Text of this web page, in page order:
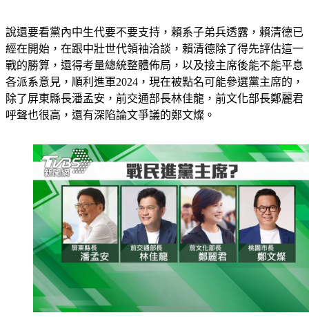
說還要看黨內中生代要不要支持，賴系子弟兵透露，賴清德已
經在開始，在跟中壯世代領袖洽談，賴清德除了得先評估這一
戰的勝算，還得考量總統整體佈局，以及接主席後能不能平息
各派系意見，順利進軍2024，現在被點名可能參選黨主席的，
除了屏東縣長潘孟安，前交通部長林佳龍，前文化部長鄭麗君
呼聲也很高，還有深陷論文爭議的鄭文燦。